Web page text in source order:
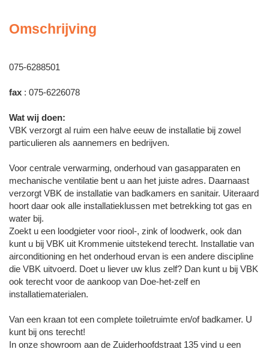
Omschrijving
075-6288501
fax : 075-6226078
Wat wij doen:
VBK verzorgt al ruim een halve eeuw de installatie bij zowel
particulieren als aannemers en bedrijven.
Voor centrale verwarming, onderhoud van gasapparaten en
mechanische ventilatie bent u aan het juiste adres. Daarnaast
verzorgt VBK de installatie van badkamers en sanitair. Uiteraard
hoort daar ook alle installatieklussen met betrekking tot gas en
water bij.
Zoekt u een loodgieter voor riool-, zink of loodwerk, ook dan
kunt u bij VBK uit Krommenie uitstekend terecht. Installatie van
airconditioning en het onderhoud ervan is een andere discipline
die VBK uitvoerd. Doet u liever uw klus zelf? Dan kunt u bij VBK
ook terecht voor de aankoop van Doe-het-zelf en
installatiematerialen.
Van een kraan tot een complete toiletruimte en/of badkamer. U
kunt bij ons terecht!
In onze showroom aan de Zuiderhoofdstraat 135 vind u een